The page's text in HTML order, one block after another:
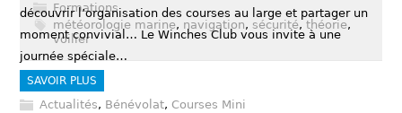
Formations
météorologie marine, navigation,sécurité,théorie,
voilier
découvrir l’organisation des courses au large et partager un
moment convivial… Le Winches Club vous invite à une
journée spéciale…
SAVOIR PLUS
Actualités, Bénévolat,Courses Mini